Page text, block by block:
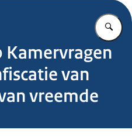
van
vreemde